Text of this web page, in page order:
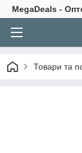
MegaDeals -
Товари та